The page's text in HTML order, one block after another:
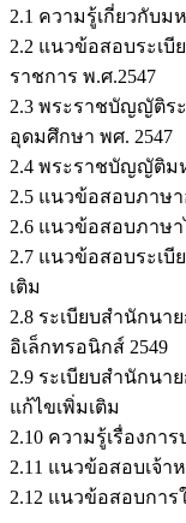
2.1 ความรู้เกี่ยวกับม
2.2 แนวข้อสอบระเ
ราชการ พ.ศ.2547
2.3 พระราชบัญญัติร
อุดมศึกษา พศ. 2547
2.4 พระราชบัญญัติม
2.5 แนวข้อสอบภาษ
2.6 แนวข้อสอบภาษา
2.7 แนวข้อสอบระเบี
เติม
2.8 ระเบียบสำนักนา
อิเล็กทรอนิกส์ 2549
2.9 ระเบียบสำนักนา
แก้ไขเพิ่มเติม
2.10 ความรู้เรื่องกา
2.11 แนวข้อสอบเจ้า
2.12 แนวข้อสอบกา